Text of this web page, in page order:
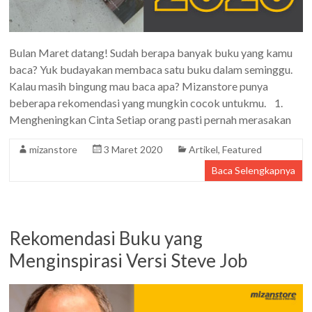
Bulan Maret datang! Sudah berapa banyak buku yang kamu
baca? Yuk budayakan membaca satu buku dalam seminggu.
Kalau masih bingung mau baca apa? Mizanstore punya
beberapa rekomendasi yang mungkin cocok untukmu. 1.
Mengheningkan Cinta Setiap orang pasti pernah merasakan
mizanstore 3 Maret 2020 Artikel,Featured
Baca Selengkapnya
Rekomendasi Buku yang
Menginspirasi Versi Steve Job